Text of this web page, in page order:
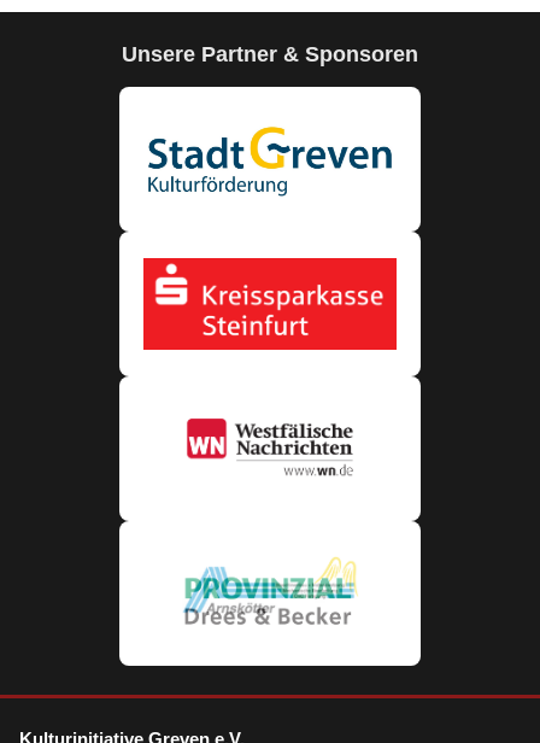
Unsere Partner & Sponsoren
Kulturinitiative Greven e.V.